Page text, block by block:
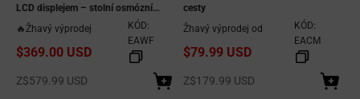
LCD displejem – stolní osmózní
systém, okamžitý ohřev za 3 sekundy,
4 nastavení teploty, nádrž o objemu
4,2 l a ekologická účinnost 2:1 při
🔥Žhavý výprodej
$369.00 USD
KÓD:
EAWF
Prodejní cena
Z$579.99 USD
cesty
Žhavý výprodej od
$79.99 USD
KÓD:
EACM
Prodejní cena
Z$179.99 USD